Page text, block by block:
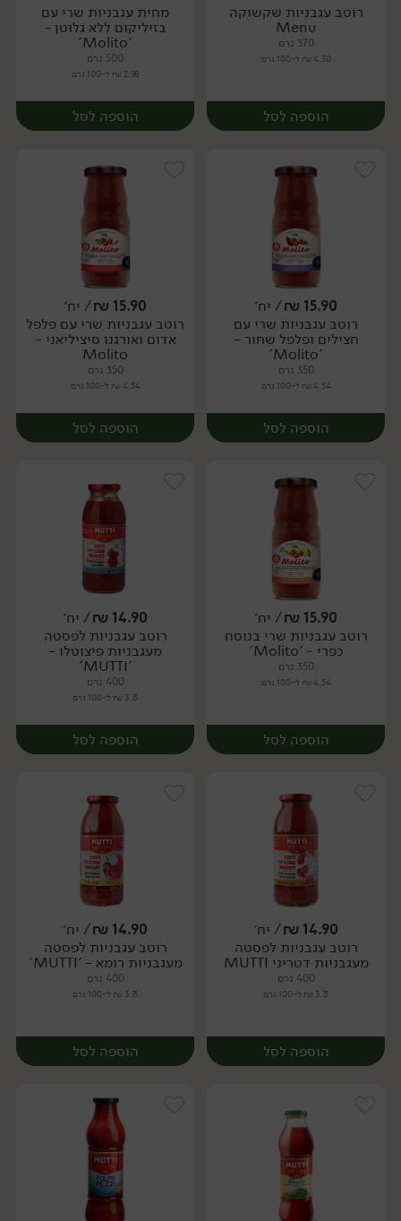
יח׳ יח׳
רוטב עגבניות שקשוקה
Menu
370 גרם
4.30 ₪ ל-100 גרם
הוספה לסל
יח׳
מחית עגבניות שרי עם
בזיליקום ללא גלוטן -
'Molito'
500 גרם
2.98 ₪ ל-100 גרם
הוספה לסל
יח׳
15.90
₪/ יח׳
רוטב עגבניות שרי עם
חצילים ופלפל שחור -
'Molito'
350 גרם
4.54 ₪ ל-100 גרם
הוספה לסל
יח׳
15.90
₪/ יח׳
רוטב עגבניות שרי עם פלפל
אדום ואורגנו סיציליאני -
Molito
350 גרם
4.54 ₪ ל-100 גרם
הוספה לסל
יח׳
15.90
₪/ יח׳
רוטב עגבניות שרי בנוסח
כפרי - 'Molito'
350 גרם
4.54 ₪ ל-100 גרם
הוספה לסל
יח׳
14.90
₪/ יח׳
רוטב עגבניות לפסטה
מעגבניות פיצוטלו -
'MUTTI'
400 גרם
3.73 ₪ ל-100 גרם
הוספה לסל
יח׳
14.90
₪/ יח׳
רוטב עגבניות לפסטה
מעגבניות דטריני MUTTI
400 גרם
3.73 ₪ ל-100 גרם
הוספה לסל
14.90
₪/ יח׳
רוטב עגבניות לפסטה
מעגבניות רומא - 'MUTTI'
400 גרם
3.73 ₪ ל-100 גרם
הוספה לסל